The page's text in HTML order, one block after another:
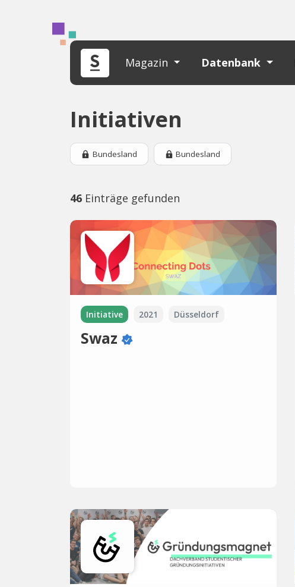
Magazin Datenbank
Initiativen
Bundesland Bundesland
46 Einträge gefunden
Initiative 2021 Düsseldorf
Swaz